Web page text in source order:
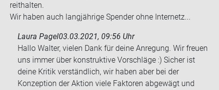
reit­hal­ten.
Wir haben auch lang­jäh­ri­ge Spen­der ohne In­ter­netz...
Laura Pagel03.03.2021, 09:56 Uhr
Hallo Walter, vielen Dank für deine Anregung. Wir freuen
uns immer über konstruktive Vorschläge :) Sicher ist
deine Kritik verständlich, wir haben aber bei der
Konzeption der Aktion viele Faktoren abgewägt und